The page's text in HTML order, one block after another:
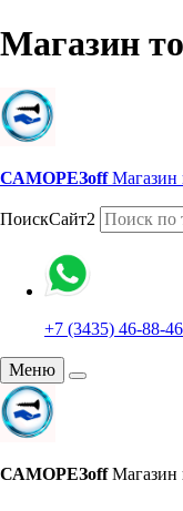
Магазин
САМОРЕЗoff Магазин
ПоискСайт2
+7 (3435) 46-88-46
Меню
САМОРЕЗoff Магазин